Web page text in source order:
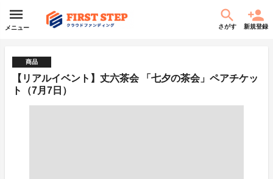
メニュー さがす 新規登録
商品
【リアルイベント】丈六茶会 「七夕の茶会」ペアチケッ
ト（7月7日）